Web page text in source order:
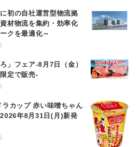
初の自社運営型物流拠
材物流を集約・効率化
クを最適化～
」フェア-8月7日（金）
定で販売-
ラカップ 赤い味噌ちゃん
年8月31日(月)新発